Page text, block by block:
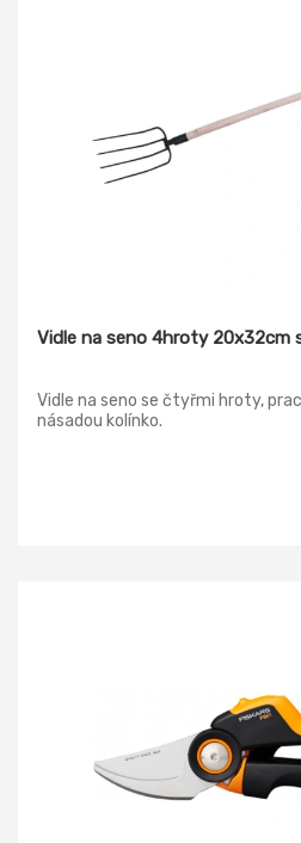
Vidle na seno 4hroty 20x32cm
Vidle na seno se čtyřmi hroty,
násadou kolínko.